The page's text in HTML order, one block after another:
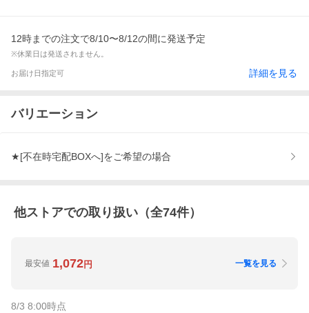
12時までの注文で8/10〜8/12の間に発送予定
※休業日は発送されません。
お届け日指定可 詳細を見る
バリエーション
★[不在時宅配BOXへ]をご希望の場合
他ストアでの取り扱い（全74件）
最安値 1,072円 一覧を見る
8/3 8:00時点